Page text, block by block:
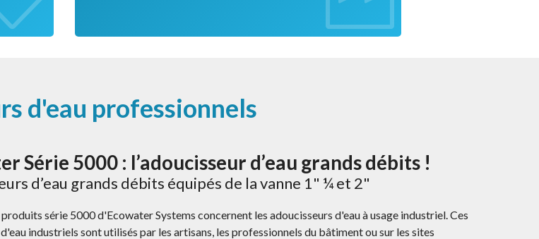
d'eau professionnels
Série 5000 : l’adoucisseur d’eau grands débits !
d’eau grands débits équipés de la vanne 1" ¼ et 2"
produits série 5000 d'Ecowater Systems concernent les adoucisseurs d'eau à usage industriel. Ces
industriels sont utilisés par les artisans, les professionnels du bâtiment ou sur les sites